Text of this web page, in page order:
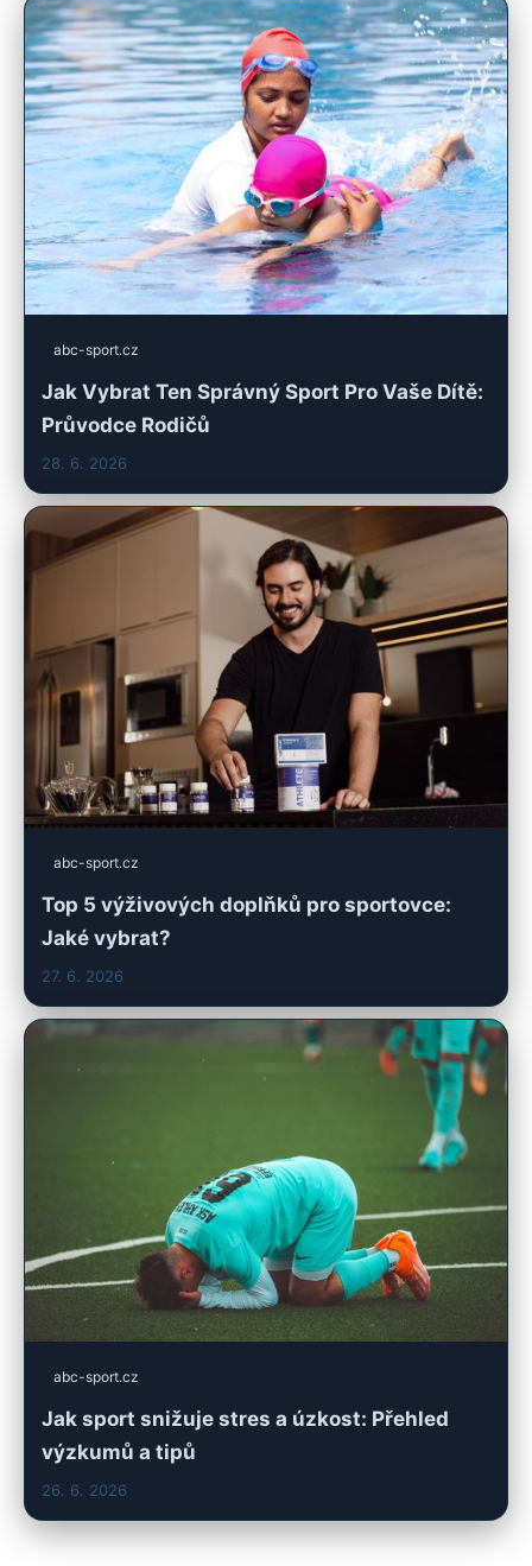
abc-sport.cz
Jak Vybrat Ten Správný Sport Pro Vaše Dítě:
Průvodce Rodičů
28. 6. 2026
abc-sport.cz
Top 5 výživových doplňků pro sportovce:
Jaké vybrat?
27. 6. 2026
abc-sport.cz
Jak sport snižuje stres a úzkost: Přehled
výzkumů a tipů
26. 6. 2026